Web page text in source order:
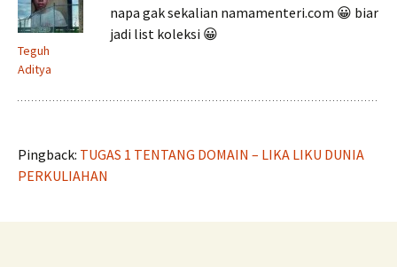
Teguh
Aditya
napa gak sekalian namamenteri.com 😀 biar
jadi list koleksi 😀
Pingback: TUGAS 1 TENTANG DOMAIN – LIKA LIKU DUNIA
PERKULIAHAN